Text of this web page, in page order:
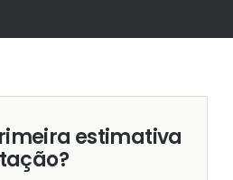
estimativa